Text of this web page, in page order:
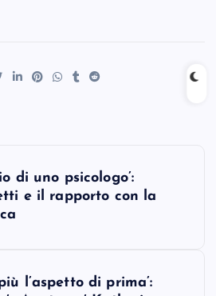
di uno psicologo’:
e il rapporto con la
l’aspetto di prima’: